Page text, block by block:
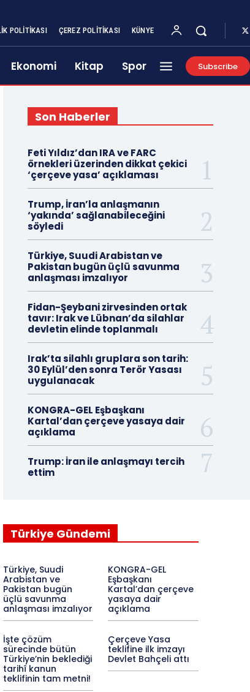
POLITIKASI ÇEREZ POLITIKASI KÜNYE
Ekonomi Kitap Spor Subscribe
Son Haberler
Feti Yıldız’dan IRA ve FARC
örnekleri üzerinden dikkat çekici
‘çerçeve yasa’ açıklaması
Trump, İran’la anlaşmanın
‘yakında’ sağlanabileceğini
söyledi
Türkiye, Suudi Arabistan ve
Pakistan bugün üçlü savunma
anlaşması imzalıyor
Fidan-Şeybani zirvesinden ortak
tavır: Irak ve Lübnan’da silahlar
devletin elinde toplanmalı
Irak’ta silahlı gruplara son tarih:
30 Eylül’den sonra Terör Yasası
uygulanacak
KONGRA-GEL Eşbaşkanı
Kartal’dan çerçeve yasaya dair
açıklama
Trump: İran ile anlaşmayı tercih
ettim
Türkiye Gündemi
Türkiye, Suudi
Arabistan ve
Pakistan bugün
üçlü savunma
anlaşması imzalıyor
KONGRA-GEL
Eşbaşkanı
Kartal’dan çerçeve
yasaya dair
açıklama
İşte çözüm
sürecinde bütün
Türkiye’nin beklediği
tarihî kanun
teklifinin tam metni!
Çerçeve Yasa
teklifine ilk imzayı
Devlet Bahçeli attı